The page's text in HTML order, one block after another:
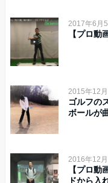
2017年6月
【プロ動
2015年12
ゴルフの
ボールが
2016年12
【プロ動
ドから入